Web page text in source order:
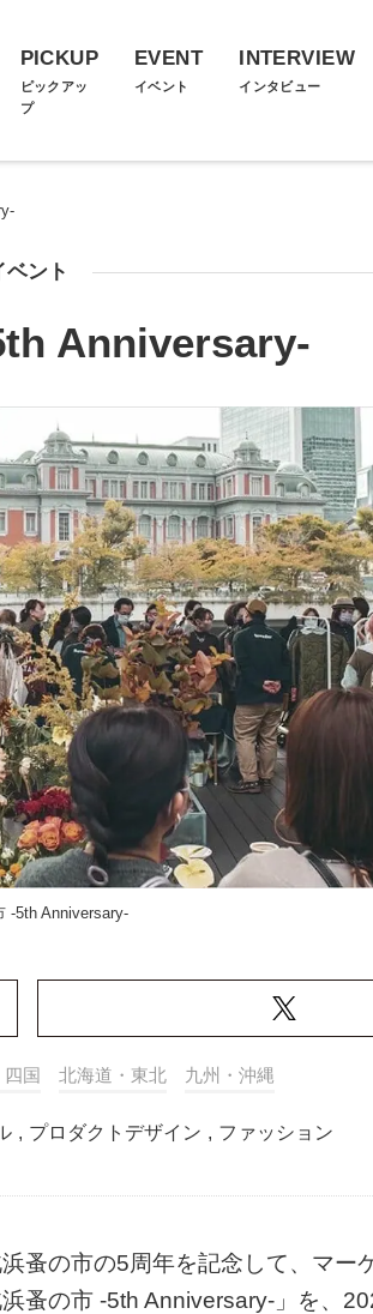
PICKUP
ピックアッ
プ
EVENT
イベント
INTERVIEW
インタビュー
ベント
Anniversary-
-5th Anniversary-
国 北海道・東北 九州・沖縄
, プロダクトデザイン , ファッション
蚤の市の5周年を記念して、マー
蚤の市 -5th Anniversary-」を、